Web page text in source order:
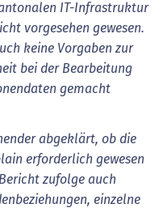
IT-Infrastruktur
vorgesehen gewesen.
keine Vorgaben zur
bei der Bearbeitung
gemacht
abgeklärt, ob die
erforderlich gewesen
zufolge auch
einzelne